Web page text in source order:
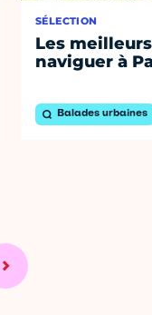
SÉLECTION
Les
naviguer à
Balades urbaines